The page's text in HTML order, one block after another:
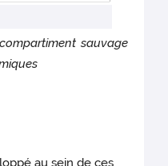
sauvage
au sein de ces